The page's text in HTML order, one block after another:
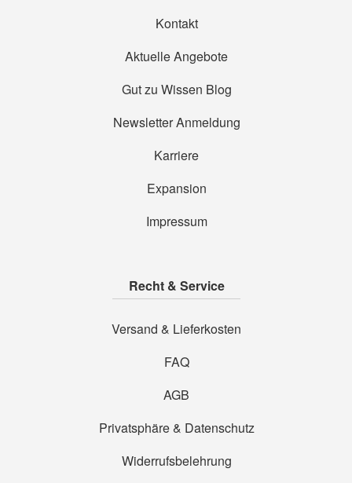
Kontakt
Aktuelle Angebote
Gut zu Wissen Blog
Newsletter Anmeldung
Karriere
Expansion
Impressum
Recht & Service
Versand & Lieferkosten
FAQ
AGB
Privatsphäre & Datenschutz
Widerrufsbelehrung